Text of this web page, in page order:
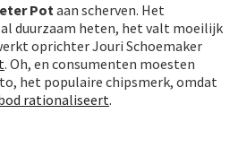
Potaan scherven. Het
duurzaam heten, het valt moeilijk
oprichter Jouri Schoemaker
. Oh, en consumenten moesten
het populaire chipsmerk, omdat
rationaliseert.